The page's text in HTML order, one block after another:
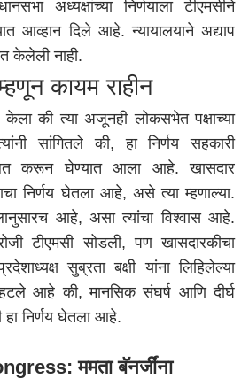
अध्यक्षांच्या निर्णयाला टीएमसीने
आव्हान दिले आहे. न्यायालयाने अद्याप
केलेली नाही.
कायम राहीन
केला की त्या अजूनही लोकसभेत पक्षाच्या
सांगितले की, हा निर्णय सहकारी
करून घेण्यात आला आहे. खासदार
निर्णय घेतला आहे, असे त्या म्हणाल्या.
आहे, असा त्यांचा विश्वास आहे.
टीएमसी सोडली, पण खासदारकीचा
सुब्रता बक्षी यांना लिहिलेल्या
आहे की, मानसिक संघर्ष आणि दीर्घ
हा निर्णय घेतला आहे.
ममता बॅनर्जींना